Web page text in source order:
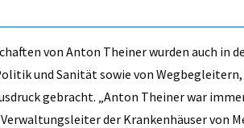
von Anton Theiner wurden auch in
und Sanität sowie von
gebracht. „Anton Theiner war
der Krankenhäuser von